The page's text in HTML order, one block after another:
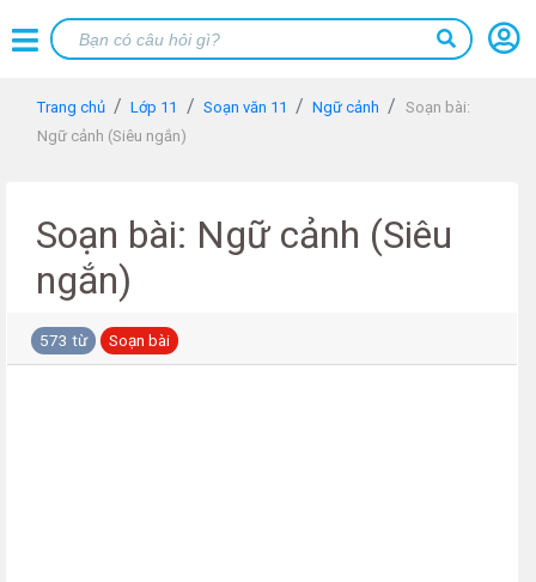
Trang chủ Lớp 11 Soạn văn 11 Ngữ cảnh
Soạn bài:
Ngữ cảnh (Siêu ngắn)
Soạn bài: Ngữ cảnh (Siêu
ngắn)
573 từ Soạn bài